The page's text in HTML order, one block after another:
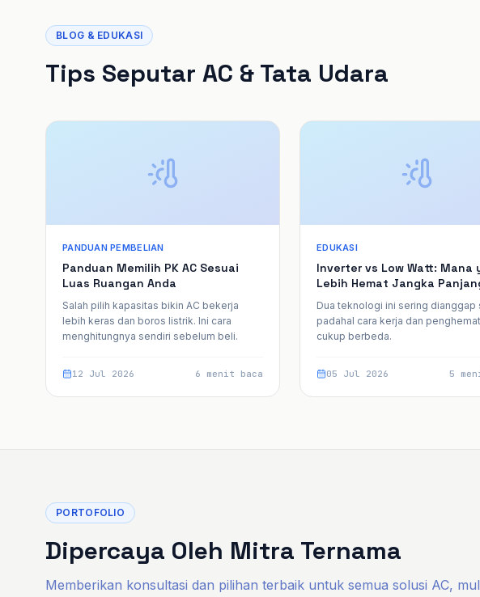
BLOG & EDUKASI
Tips Seputar AC & Tata Udara
PANDUAN PEMBELIAN
Panduan Memilih PK AC Sesuai
Luas Ruangan Anda
Salah pilih kapasitas bikin AC bekerja
lebih keras dan boros listrik. Ini cara
menghitungnya sendiri sebelum beli.
12 Jul 2026 6 menit baca
EDUKASI
Inverter vs Low Watt: Mana
Lebih Hemat Jangka
Dua teknologi ini sering dianggap
padahal cara kerja dan
cukup berbeda.
05 Jul 2026 5
PORTOFOLIO
Dipercaya Oleh Mitra Ternama
Memberikan konsultasi dan pilihan terbaik untuk semua solusi AC,